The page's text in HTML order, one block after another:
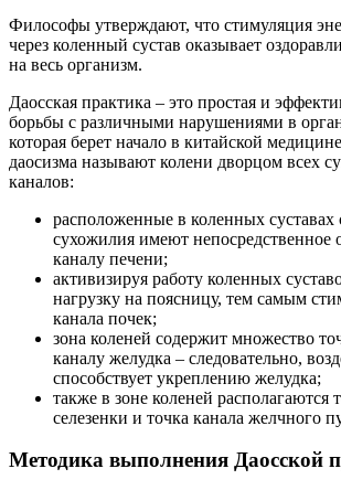
Философы утверждают, что стимуляция
через коленный сустав оказывает
на весь организм.
Даосская практика – это простая и
борьбы с различными нарушениями в
которая берет начало в китайской
даосизма называют колени дворцом всех
каналов:
расположенные в коленных суставах
сухожилия имеют непосредственное
каналу печени;
активизируя работу коленных
нагрузку на поясницу, тем самым
канала почек;
зона коленей содержит множество
каналу желудка – следовательно,
способствует укреплению желудка;
также в зоне коленей располагаются
селезенки и точка канала желчного
Методика выполнения Даосской